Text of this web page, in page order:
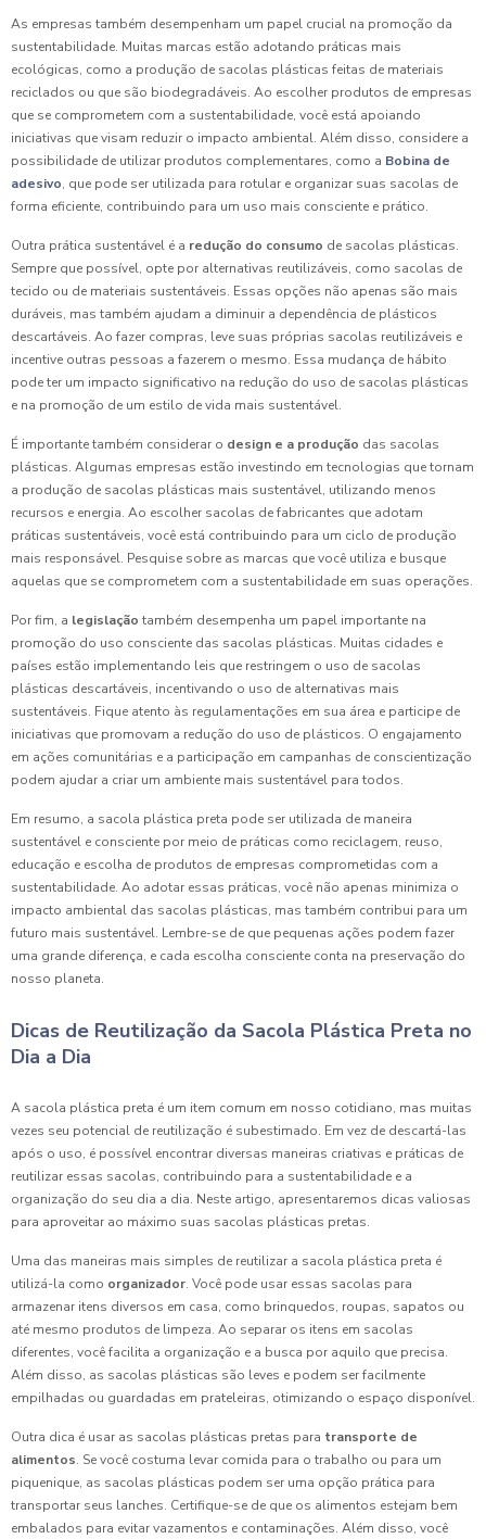
As empresas também desempenham um papel crucial na promoção da
sustentabilidade. Muitas marcas estão adotando práticas mais
ecológicas, como a produção de sacolas plásticas feitas de materiais
reciclados ou que são biodegradáveis. Ao escolher produtos de empresas
que se comprometem com a sustentabilidade, você está apoiando
iniciativas que visam reduzir o impacto ambiental. Além disso, considere a
possibilidade de utilizar produtos complementares, como a Bobina de
adesivo, que pode ser utilizada para rotular e organizar suas sacolas de
forma eficiente, contribuindo para um uso mais consciente e prático.
Outra prática sustentável é a redução do consumo de sacolas plásticas.
Sempre que possível, opte por alternativas reutilizáveis, como sacolas de
tecido ou de materiais sustentáveis. Essas opções não apenas são mais
duráveis, mas também ajudam a diminuir a dependência de plásticos
descartáveis. Ao fazer compras, leve suas próprias sacolas reutilizáveis e
incentive outras pessoas a fazerem o mesmo. Essa mudança de hábito
pode ter um impacto significativo na redução do uso de sacolas plásticas
e na promoção de um estilo de vida mais sustentável.
É importante também considerar o design e a produção das sacolas
plásticas. Algumas empresas estão investindo em tecnologias que tornam
a produção de sacolas plásticas mais sustentável, utilizando menos
recursos e energia. Ao escolher sacolas de fabricantes que adotam
práticas sustentáveis, você está contribuindo para um ciclo de produção
mais responsável. Pesquise sobre as marcas que você utiliza e busque
aquelas que se comprometem com a sustentabilidade em suas operações.
Por fim, a legislação também desempenha um papel importante na
promoção do uso consciente das sacolas plásticas. Muitas cidades e
países estão implementando leis que restringem o uso de sacolas
plásticas descartáveis, incentivando o uso de alternativas mais
sustentáveis. Fique atento às regulamentações em sua área e participe de
iniciativas que promovam a redução do uso de plásticos. O engajamento
em ações comunitárias e a participação em campanhas de conscientização
podem ajudar a criar um ambiente mais sustentável para todos.
Em resumo, a sacola plástica preta pode ser utilizada de maneira
sustentável e consciente por meio de práticas como reciclagem, reuso,
educação e escolha de produtos de empresas comprometidas com a
sustentabilidade. Ao adotar essas práticas, você não apenas minimiza o
impacto ambiental das sacolas plásticas, mas também contribui para um
futuro mais sustentável. Lembre-se de que pequenas ações podem fazer
uma grande diferença, e cada escolha consciente conta na preservação do
nosso planeta.
Dicas de Reutilização da Sacola Plástica Preta no
Dia a Dia
A sacola plástica preta é um item comum em nosso cotidiano, mas muitas
vezes seu potencial de reutilização é subestimado. Em vez de descartá-las
após o uso, é possível encontrar diversas maneiras criativas e práticas de
reutilizar essas sacolas, contribuindo para a sustentabilidade e a
organização do seu dia a dia. Neste artigo, apresentaremos dicas valiosas
para aproveitar ao máximo suas sacolas plásticas pretas.
Uma das maneiras mais simples de reutilizar a sacola plástica preta é
utilizá-la como organizador. Você pode usar essas sacolas para
armazenar itens diversos em casa, como brinquedos, roupas, sapatos ou
até mesmo produtos de limpeza. Ao separar os itens em sacolas
diferentes, você facilita a organização e a busca por aquilo que precisa.
Além disso, as sacolas plásticas são leves e podem ser facilmente
empilhadas ou guardadas em prateleiras, otimizando o espaço disponível.
Outra dica é usar as sacolas plásticas pretas para transporte de
alimentos. Se você costuma levar comida para o trabalho ou para um
piquenique, as sacolas plásticas podem ser uma opção prática para
transportar seus lanches. Certifique-se de que os alimentos estejam bem
embalados para evitar vazamentos e contaminações. Além disso, você